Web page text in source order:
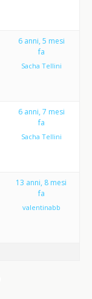
6 anni, 5 mesi
fa
Sacha Tellini
6 anni, 7 mesi
fa
Sacha Tellini
13 anni, 8 mesi
fa
valentinabb